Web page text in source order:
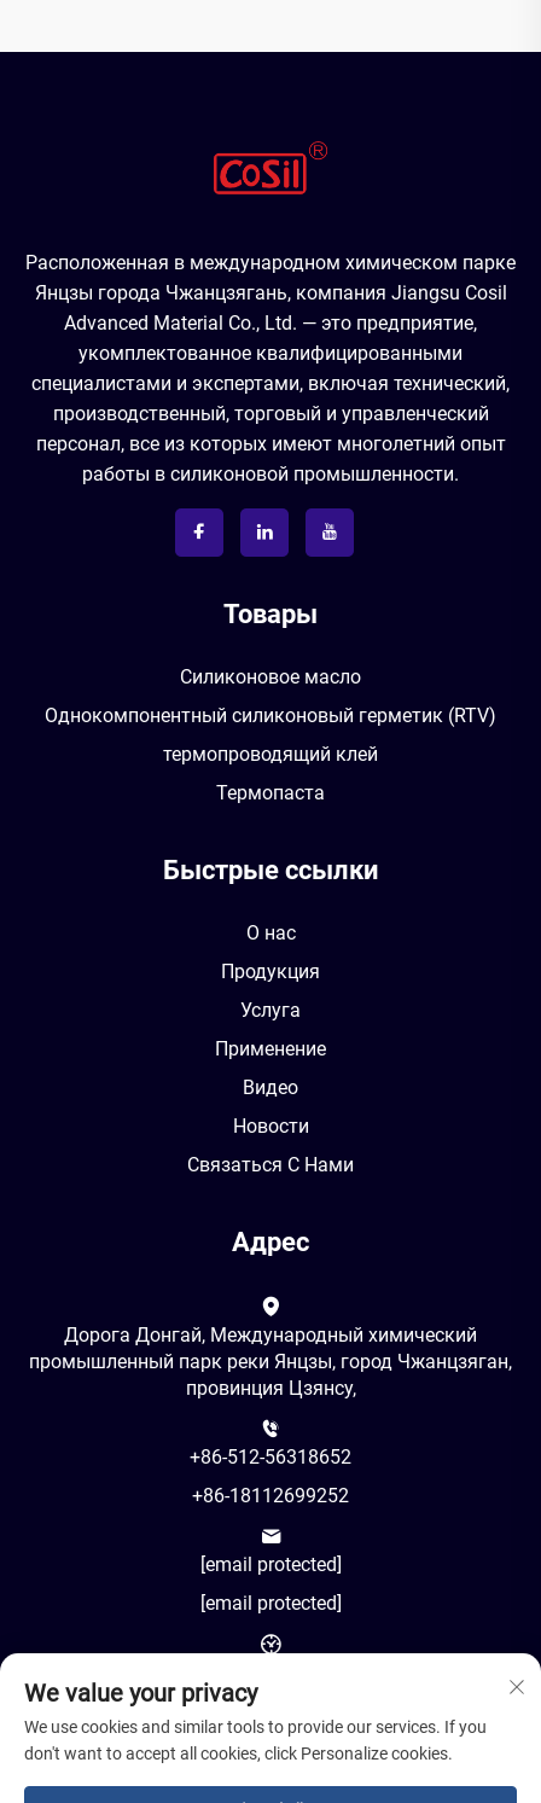
Расположенная в международном химическом парке
Янцзы города Чжанцзягань, компания Jiangsu Cosil
Advanced Material Co., Ltd. — это предприятие,
укомплектованное квалифицированными
специалистами и экспертами, включая технический,
производственный, торговый и управленческий
персонал, все из которых имеют многолетний опыт
работы в силиконовой промышленности.
Товары
Силиконовое масло
Однокомпонентный силиконовый герметик (RTV)
термопроводящий клей
Термопаста
Быстрые ссылки
О нас
Продукция
Услуга
Применение
Видео
Новости
Связаться С Нами
Адрес
Дорога Донгай, Международный химический
промышленный парк реки Янцзы, город Чжанцзяган,
провинция Цзянсу,
+86-512-56318652
+86-18112699252
[email protected]
[email protected]
Авторское право © 2024 Jiangsu Cosil Advanced Material
We value your privacy
We use cookies and similar tools to provide our services. If you
don't want to accept all cookies, click Personalize cookies.